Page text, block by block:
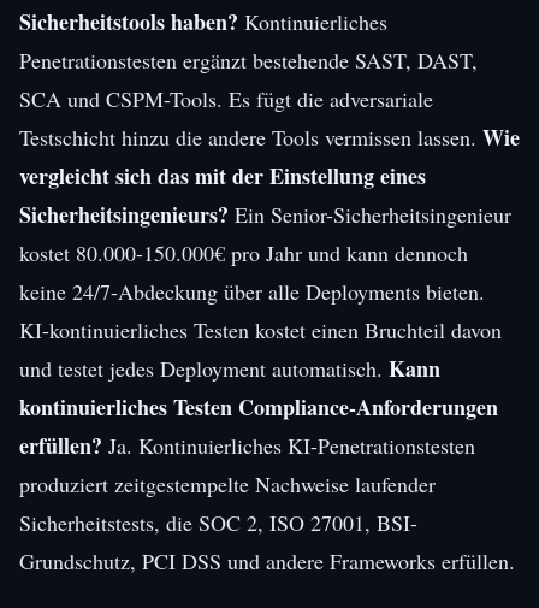
Sicherheitstools haben? Kontinuierliches
Penetrationstesten ergänzt bestehende SAST, DAST,
SCA und CSPM-Tools. Es fügt die adversariale
Testschicht hinzu die andere Tools vermissen lassen. Wie
vergleicht sich das mit der Einstellung eines
Sicherheitsingenieurs? Ein Senior-Sicherheitsingenieur
kostet 80.000-150.000€ pro Jahr und kann dennoch
keine 24/7-Abdeckung über alle Deployments bieten.
KI-kontinuierliches Testen kostet einen Bruchteil davon
und testet jedes Deployment automatisch. Kann
kontinuierliches Testen Compliance-Anforderungen
erfüllen? Ja. Kontinuierliches KI-Penetrationstesten
produziert zeitgestempelte Nachweise laufender
Sicherheitstests, die SOC 2, ISO 27001, BSI-
Grundschutz, PCI DSS und andere Frameworks erfüllen.